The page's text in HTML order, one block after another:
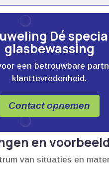
Dé
glasbewassing
een betrouwbare
klanttevredenheid.
Contact opnemen
en
van situaties en